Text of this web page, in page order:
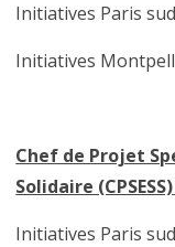
Initiatives Paris
Initiatives
Chef de Projet
Solidaire (CPSESS)
Initiatives Paris